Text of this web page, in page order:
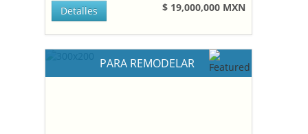
$ 19,000,000 MXN
Detalles
PARA REMODELAR